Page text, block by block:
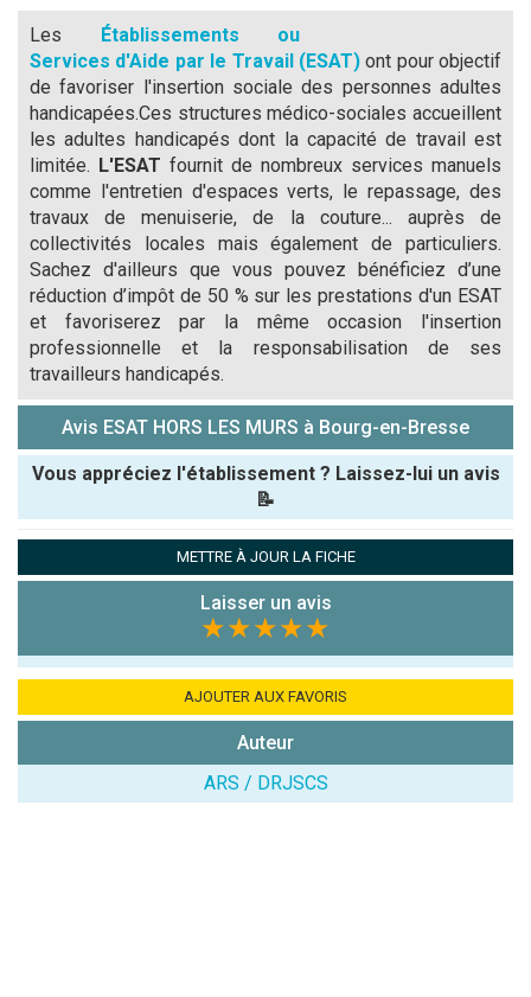
Les Établissements ou
Services d'Aide par le Travail (ESAT)ont pour objectif
de favoriser l'insertion sociale des personnes adultes
handicapées.Ces structures médico-sociales accueillent
les adultes handicapés dont la capacité de travail est
limitée. L'ESAT fournit de nombreux services manuels
comme l'entretien d'espaces verts, le repassage, des
travaux de menuiserie, de la couture... auprès de
collectivités locales mais également de particuliers.
Sachez d'ailleurs que vous pouvez bénéficiez d’une
réduction d’impôt de 50 % sur les prestations d'un ESAT
et favoriserez par la même occasion l'insertion
professionnelle et la responsabilisation de ses
travailleurs handicapés.
Avis ESAT HORS LES MURS à Bourg-en-Bresse
Vous appréciez l'établissement ? Laissez-lui un avis
📝
Note que vous souhaitez attribuer :
Antispam -
7x4 (en
METTRE À JOUR LA FICHE
Laisser un avis
★★★★★
AJOUTER AUX FAVORIS
Auteur
ARS / DRJSCS